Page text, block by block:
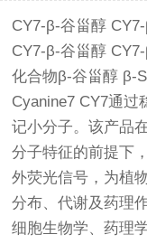
CY7-β-谷甾醇
CY7-β-谷甾醇
化合物β-谷甾醇 β-
Cyanine7 CY7通过
记小分子。该产品
分子特征的前提下
外荧光信号，为植
分布、代谢及药理
细胞生物学、药理